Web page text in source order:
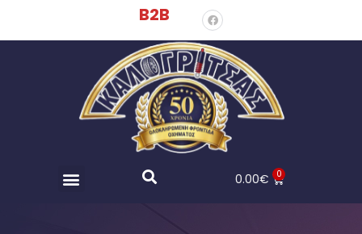
B2B
0.00€ 0